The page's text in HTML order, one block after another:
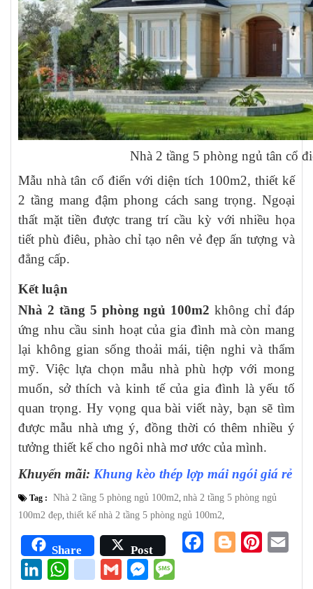
Nhà 2 tầng 5 phòng ngủ tân cổ
Mẫu nhà tân cổ điển với diện tích 100m2, thiết kế
2 tầng mang đậm phong cách sang trọng. Ngoại
thất mặt tiền được trang trí cầu kỳ với nhiều họa
tiết phù điêu, phào chỉ tạo nên vẻ đẹp ấn tượng và
đẳng cấp.
Kết luận
Nhà 2 tầng 5 phòng ngủ 100m2 không chỉ đáp
ứng nhu cầu sinh hoạt của gia đình mà còn mang
lại không gian sống thoải mái, tiện nghi và thẩm
mỹ. Việc lựa chọn mẫu nhà phù hợp với mong
muốn, sở thích và kinh tế của gia đình là yếu tố
quan trọng. Hy vọng qua bài viết này, bạn sẽ tìm
được mẫu nhà ưng ý, đồng thời có thêm nhiều ý
tưởng thiết kế cho ngôi nhà mơ ước của mình.
Khuyến mãi: Khung kèo thép lợp mái ngóigiá rẻ
Tag : Nhà 2 tầng 5 phòng ngủ 100m2, nhà 2 tầng 5 phòng ngủ
100m2 đẹp, thiết kế nhà 2 tầng 5 phòng ngủ 100m2,
Share Post
FacebookBloggerPinterest
LinkedInWhatsAppgoogle_bookmarks
Gmail Messenger